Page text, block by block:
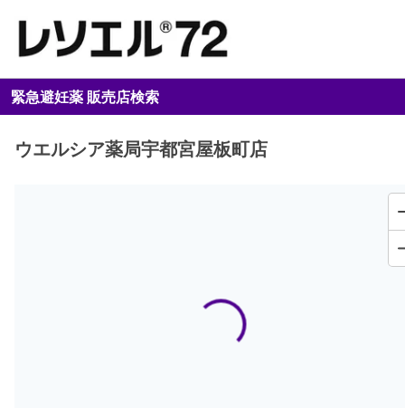
緊急避妊薬 販売店検索
ウエルシア薬局宇都宮屋板町店
Loading...